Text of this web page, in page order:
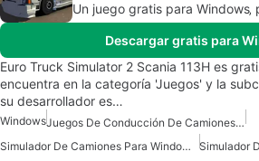
Un juego gratis para Windows‚
Descargar gratis para
Euro Truck Simulator 2 Scania 113H es
encuentra en la categoría 'Juegos' y la
su desarrollador es…
Windows
Juegos De Conducción De Camiones Para Windows
Simulador De Camiones Para Windows 7
Simulador